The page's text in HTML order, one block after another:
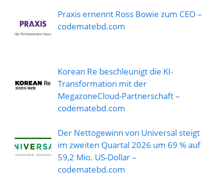
Praxis ernennt Ross Bowie zum CEO –
codematebd.com
Korean Re beschleunigt die KI-
Transformation mit der
MegazoneCloud-Partnerschaft –
codematebd.com
Der Nettogewinn von Universal steigt
im zweiten Quartal 2026 um 69 % auf
59,2 Mio. US-Dollar –
codematebd.com